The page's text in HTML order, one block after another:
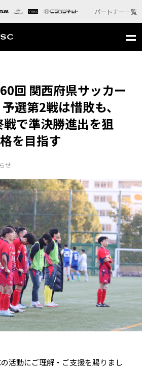
パートナー一覧
回 関西府県サッカー
選第2戦は惜敗も、
で準決勝進出を狙
を目指す
せ
活動にご理解・ご支援を賜りまし